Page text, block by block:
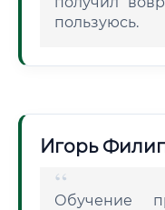
пользуюсь.
Игорь
Обучение